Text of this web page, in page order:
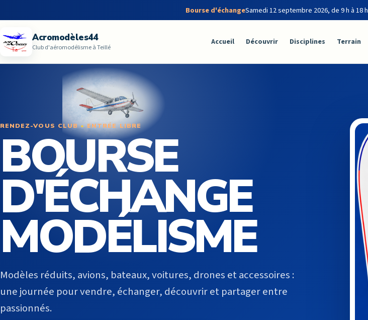
Bourse d'échangeSamedi 12 septembre 2026, de 9 h à 18 h
Acromodèles44
Club d'aéromodélisme à Teillé
Accueil Découvrir Disciplines Terrain
RENDEZ-VOUS CLUB•ENTRÉE LIBRE
BOURSE
D'ÉCHANGE
MODÉLISME
Modèles réduits, avions, bateaux, voitures, drones et accessoires :
une journée pour vendre, échanger, découvrir et partager entre
passionnés.